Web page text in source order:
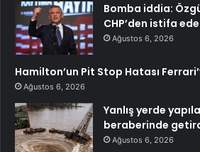
Bomba iddia:
CHP’den istifa
Ağustos 6, 2026
Hamilton’un Pit Stop Hatası
Ağustos 6, 2026
Yanlış yerde
beraberinde
Ağustos 6, 2026